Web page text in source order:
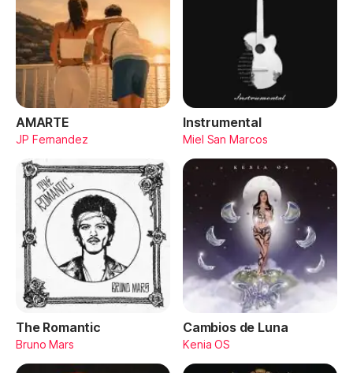
AMARTE
JP Fernandez
Instrumental
Miel San Marcos
The Romantic
Bruno Mars
Cambios de Luna
Kenia OS